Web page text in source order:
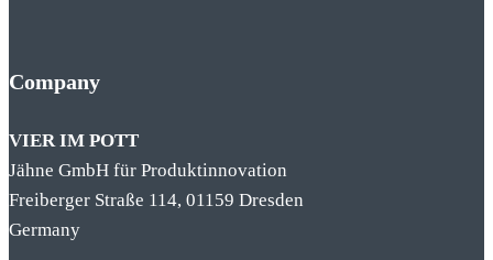
Company
VIER IM POTT
Jähne GmbH für Produktinnovation
Freiberger Straße 114, 01159 Dresden
Germany